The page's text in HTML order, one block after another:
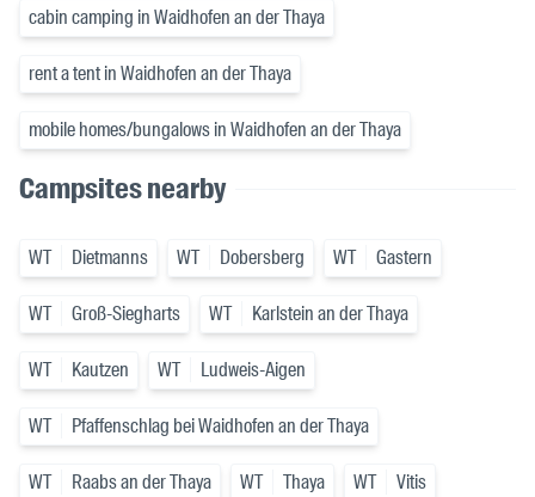
cabin camping in Waidhofen an der Thaya
rent a tent in Waidhofen an der Thaya
mobile homes/bungalows in Waidhofen an der Thaya
Campsites nearby
WT Dietmanns WT Dobersberg WT Gastern
WT Groß-Siegharts WT Karlstein an der Thaya
WT Kautzen WT Ludweis-Aigen
WT Pfaffenschlag bei Waidhofen an der Thaya
WT Raabs an der Thaya WT Thaya WT Vitis